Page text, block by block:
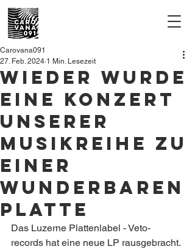
Wieder wurde
eine Konzert
unserer
Musikreihe zu
einer
wunderbaren
Platte
Carovana091
27. Feb. 2024 1 Min. Lesezeit
Das Luzerne Plattenlabel - Veto-
records hat eine neue LP rausgebracht.